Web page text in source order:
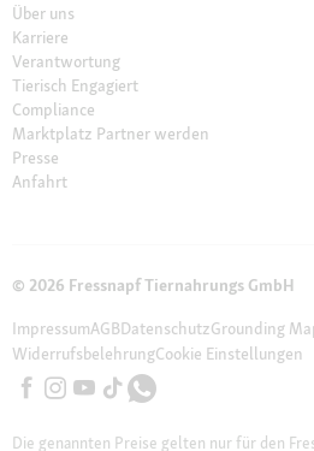
Über uns
Karriere
Verantwortung
Tierisch Engagiert
Compliance
Marktplatz Partner werden
Presse
Anfahrt
© 2026 Fressnapf Tiernahrungs GmbH
ImpressumAGBDatenschutzGrounding
WiderrufsbelehrungCookie Einstellungen
Die genannten Preise gelten nur für den